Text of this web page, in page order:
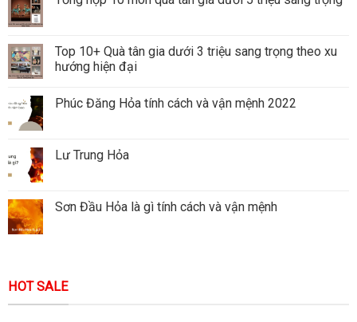
Top 10+ Quà tân gia dưới 3 triệu sang trọng theo xu
hướng hiện đại
Phúc Đăng Hỏa tính cách và vận mệnh 2022
Lư Trung Hỏa
Sơn Đầu Hỏa là gì tính cách và vận mệnh
HOT SALE